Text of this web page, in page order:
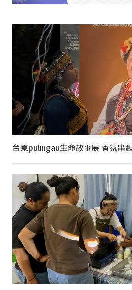
台東pulingau生命故事展 香氛串